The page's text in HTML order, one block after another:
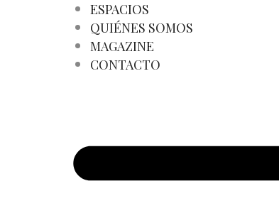
ESPACIOS
QUIÉNES SOMOS
MAGAZINE
CONTACTO